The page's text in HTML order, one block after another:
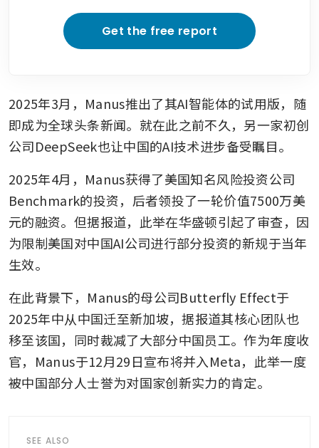
Get the free report
2025年3月，Manus推出了其AI智能体的试用版，随
即成为全球头条新闻。就在此之前不久，另一家初创
公司DeepSeek也让中国的AI技术进步备受瞩目。
2025年4月，Manus获得了美国知名风险投资公司
Benchmark的投资，后者领投了一轮价值7500万美
元的融资。但据报道，此举在华盛顿引起了审查，因
为限制美国对中国AI公司进行部分投资的新规于当年
生效。
在此背景下，Manus的母公司Butterfly Effect于
2025年中从中国迁至新加坡，据报道其核心团队也
移至该国，同时裁减了大部分中国员工。作为年度收
官，Manus于12月29日宣布将并入Meta，此举一度
被中国部分人士誉为对国家创新实力的肯定。
SEE ALSO